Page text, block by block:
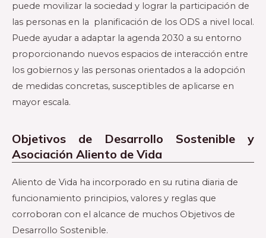
puede movilizar la sociedad y lograr la participación de
las personas en la planificación de los ODS a nivel local.
Puede ayudar a adaptar la agenda 2030 a su entorno
proporcionando nuevos espacios de interacción entre
los gobiernos y las personas orientados a la adopción
de medidas concretas, susceptibles de aplicarse en
mayor escala.
Objetivos de Desarrollo Sostenible y
Asociación Aliento de Vida
Aliento de Vida ha incorporado en su rutina diaria de
funcionamiento principios, valores y reglas que
corroboran con el alcance de muchos Objetivos de
Desarrollo Sostenible.